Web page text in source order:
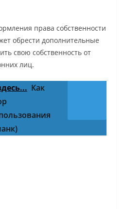
права собственности
обрести дополнительные
свою собственность от
лиц.
Как